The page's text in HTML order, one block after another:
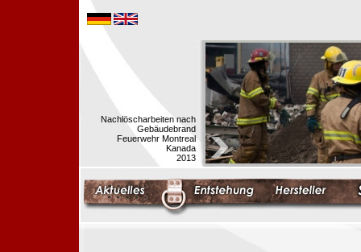
Nachlöscharbeiten nach
Gebäudebrand
Feuerwehr Montreal
Kanada
2013